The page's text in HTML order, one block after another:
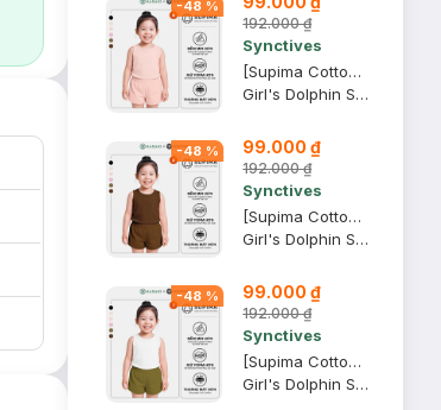
-48 %
192.000 ₫
Synctives
[Supima Cotton] Quần Short Trẻ Em Synctives Dolphin, Hồng Kem, 8 - CGSH04
Girl's Dolphin Shorts
-48 % 99.000 ₫
192.000 ₫
Synctives
[Supima Cotton] Quần Short Trẻ Em Synctives Dolphin, Nâu Gỗ, 5 - CGSH04
Girl's Dolphin Shorts
-48 % 99.000 ₫
192.000 ₫
Synctives
[Supima Cotton] Quần Short Trẻ Em Synctives Dolphin, Rêu, 7 - CGSH04
Girl's Dolphin Shorts